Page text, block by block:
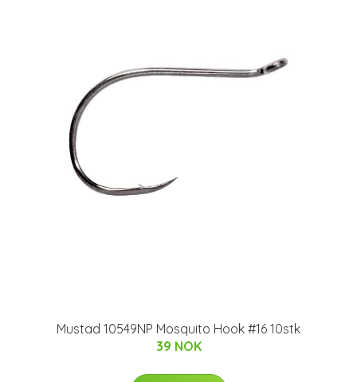
Mustad 10549NP Mosquito Hook #16 10stk
39 NOK